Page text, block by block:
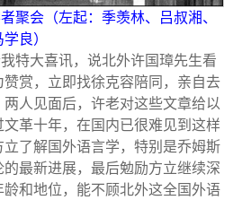
聚会（左起：季羡林、吕叔湘、
良）
特大喜讯，说北外许国璋先生看
赏，立即找徐克容陪同，亲自去
人见面后，许老对这些文章给以
革十年，在国内已很难见到这样
了解国外语言学，特别是乔姆斯
最新进展，最后勉励方立继续深
龄和地位，能不顾北外这全国外语